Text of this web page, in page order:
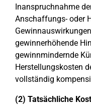
Inanspruchnahme
Anschaffungs- oder
gewinnerhöhende
gewinnmindernde
Herstellungskosten
vollständig
(2) Tatsächliche